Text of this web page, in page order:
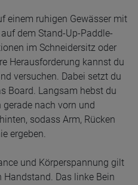
einem ruhigen Gewässer mit
dem Stand-Up-Paddle-
im Schneidersitz oder
Herausforderung kannst du
versuchen. Dabei setzt du
Board. Langsam hebst du
gerade nach vorn und
sodass Arm, Rücken
ergeben.
und Körperspannung gilt
Handstand. Das linke Bein